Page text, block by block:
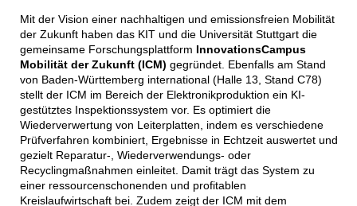
Mit der Vision einer nachhaltigen und emissionsfreien Mobilität
der Zukunft haben das KIT und die Universität Stuttgart die
gemeinsame Forschungsplattform InnovationsCampus
Mobilität der Zukunft (ICM) gegründet. Ebenfalls am Stand
von Baden-Württemberg international (Halle 13, Stand C78)
stellt der ICM im Bereich der Elektronikproduktion ein KI-
gestütztes Inspektionssystem vor. Es optimiert die
Wiederverwertung von Leiterplatten, indem es verschiedene
Prüfverfahren kombiniert, Ergebnisse in Echtzeit auswertet und
gezielt Reparatur-, Wiederverwendungs- oder
Recyclingmaßnahmen einleitet. Damit trägt das System zu
einer ressourcenschonenden und profitablen
Kreislaufwirtschaft bei. Zudem zeigt der ICM mit dem